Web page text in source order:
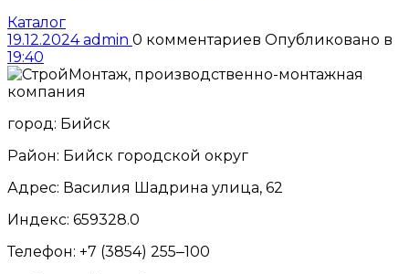
Каталог
19.12.2024 admin 0 комментариев Опубликовано в
19:40
город: Бийск
Район: Бийск городской округ
Адрес: Василия Шадрина улица, 62
Индекс: 659328.0
Телефон: +7 (3854) 255‒100